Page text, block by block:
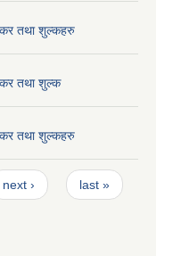
तथा शुल्कहरु
तथा शुल्क
तथा शुल्कहरु
next › last »